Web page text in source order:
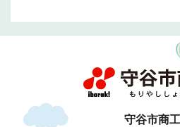
守谷市商